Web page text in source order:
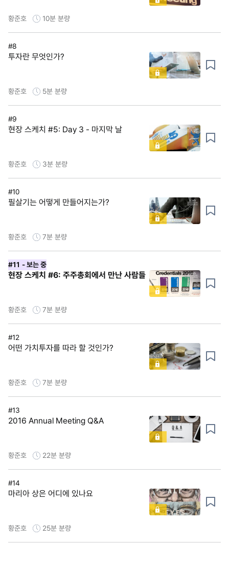
황준호 10분 분량
#8
투자란 무엇인가?
황준호 5분 분량
#9
현장 스케치 #5: Day 3 - 마지막 날
황준호 3분 분량
#10
필살기는 어떻게 만들어지는가?
황준호 7분 분량
#11 - 보는 중
현장 스케치 #6: 주주총회에서 만난 사람들
황준호 7분 분량
#12
어떤 가치투자를 따라 할 것인가?
황준호 7분 분량
#13
2016 Annual Meeting Q&A
황준호 22분 분량
#14
마리아 상은 어디에 있나요
황준호 25분 분량